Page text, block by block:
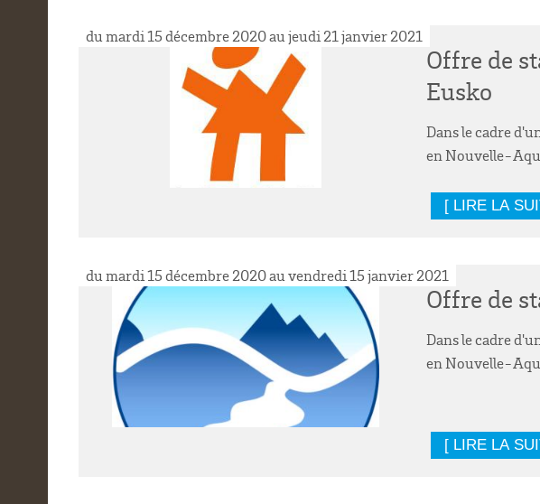
du mardi 15 décembre 2020 au jeudi 21 janvier 2021
Offre de
Eusko
Dans le cadre
en Nouvelle-
[ LIRE LA
du mardi 15 décembre 2020 au vendredi 15 janvier 2021
Offre de
Dans le cadre
en Nouvelle-
[ LIRE LA